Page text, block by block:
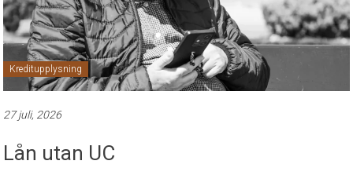
Kreditupplysning
27 juli, 2026
Lån utan UC